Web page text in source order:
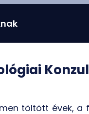
töltött évek, a